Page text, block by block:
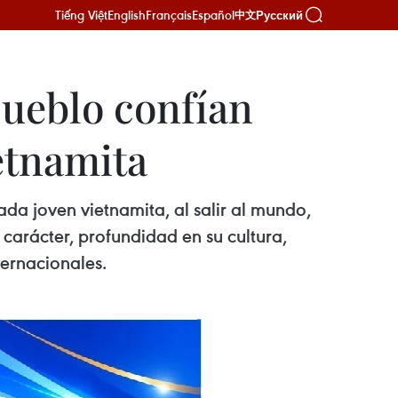
Tiếng ViệtEnglishFrançaisEspañol中文Русский
confían
joven vietnamita, al salir al mundo,
profundidad en su cultura,